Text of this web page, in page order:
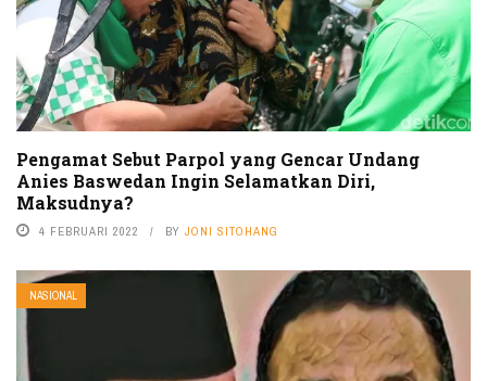
Pengamat Sebut Parpol yang Gencar Undang
Anies Baswedan Ingin Selamatkan Diri,
Maksudnya?
4 FEBRUARI 2022 BY JONI SITOHANG
NASIONAL